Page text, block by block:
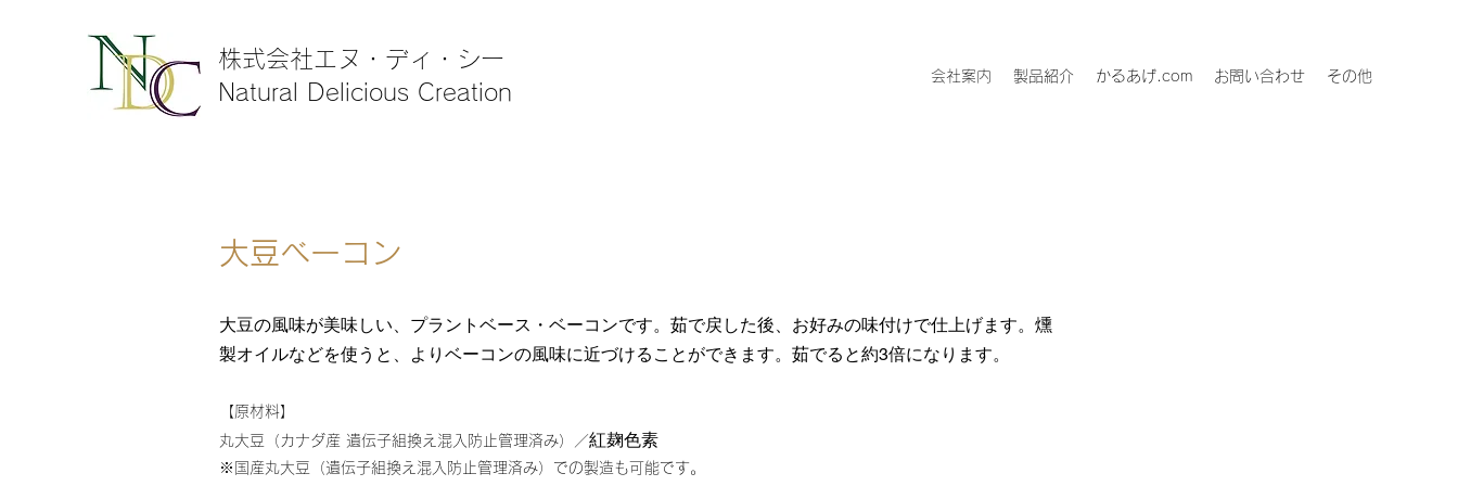
株式会社エヌ・ディ・シー
Natural Delicious Creation
会社案内 製品紹介 かるあげ.com お問い合わせ その他
大豆ベーコン
大豆の風味が美味しい、プラントベース・ベーコンです。茹で戻した後、お好みの味付けで仕上げます。燻
製オイルなどを使うと、よりベーコンの風味に近づけることができます。茹でると約3倍になります。
【原材料】
丸大豆（カナダ産 遺伝子組換え混入防止管理済み）／紅麹色素
※国産丸大豆（遺伝子組換え混入防止管理済み）での製造も可能です。